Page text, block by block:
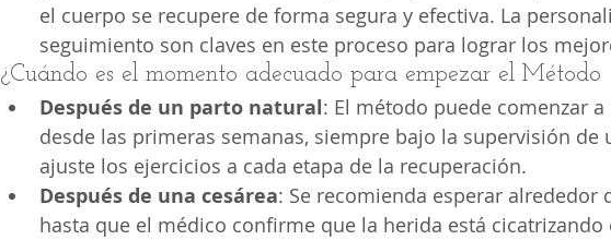
el cuerpo se recupere de forma segura y efectiva. La
seguimiento son claves en este proceso para lograr los
¿Cuándo es el momento adecuado para empezar el Método
Después de un parto natural: El método puede comenzar
desde las primeras semanas, siempre bajo la supervisión de
ajuste los ejercicios a cada etapa de la recuperación.
Después de una cesárea: Se recomienda esperar alrededor
hasta que el médico confirme que la herida está cicatrizando